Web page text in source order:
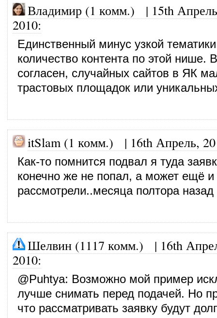
Владимир (1 комм.) | 15th
2010:
Единственный минус узкой
количество контента по этой нише.
согласен, случайных сайтов в ЯК
трастовых площадок или
itSlam (1 комм.) | 16th Апрель,
Как-то помнится подвал я туда
конечно же не попал, а может ещё и
рассмотрели..месяца полтора
Шелвин (1117 комм.) | 16th
2010:
@Puhtya: Возможно мой пример
лучше снимать перед подачей. Но
что рассматривать заявку будут